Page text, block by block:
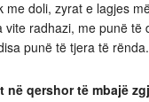
me doli, zyrat e lagjes
vite radhazi, me punë të
punë të tjera të rënda.
në qershor të mbajë